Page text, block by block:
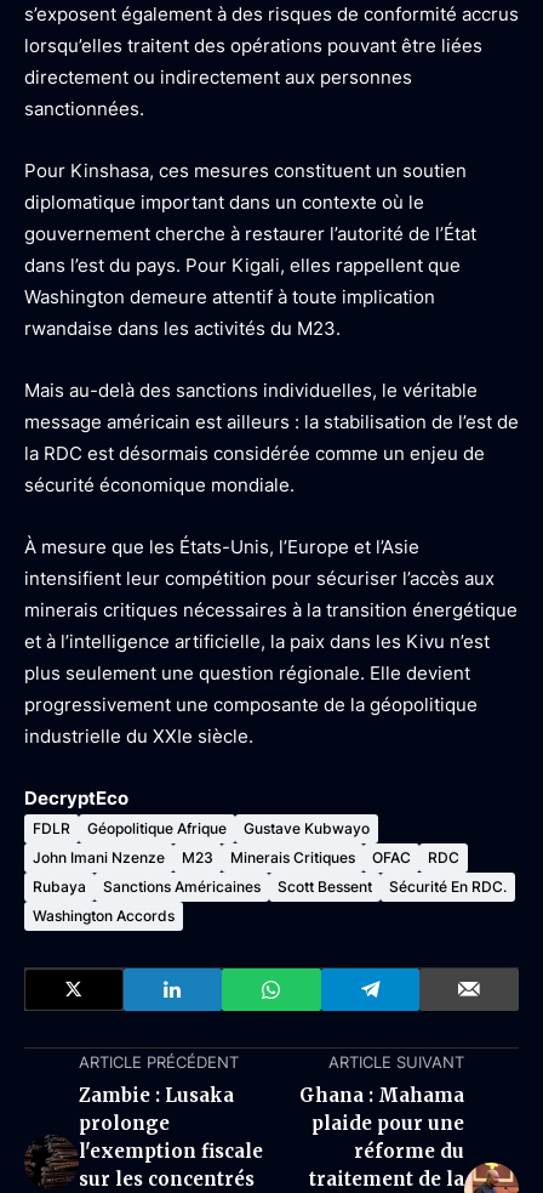
s’exposent également à des risques de conformité accrus
lorsqu’elles traitent des opérations pouvant être liées
directement ou indirectement aux personnes
sanctionnées.
Pour Kinshasa, ces mesures constituent un soutien
diplomatique important dans un contexte où le
gouvernement cherche à restaurer l’autorité de l’État
dans l’est du pays. Pour Kigali, elles rappellent que
Washington demeure attentif à toute implication
rwandaise dans les activités du M23.
Mais au-delà des sanctions individuelles, le véritable
message américain est ailleurs : la stabilisation de l’est de
la RDC est désormais considérée comme un enjeu de
sécurité économique mondiale.
À mesure que les États-Unis, l’Europe et l’Asie
intensifient leur compétition pour sécuriser l’accès aux
minerais critiques nécessaires à la transition énergétique
et à l’intelligence artificielle, la paix dans les Kivu n’est
plus seulement une question régionale. Elle devient
progressivement une composante de la géopolitique
industrielle du XXIe siècle.
DecryptEco
FDLR Géopolitique Afrique
Gustave Kubwayo
John Imani Nzenze
M23 Minerais Critiques OFAC
RDC
Rubaya
Sanctions Américaines Scott Bessent
Sécurité En RDC.
Washington Accords
ARTICLE PRÉCÉDENT
Zambie : Lusaka
prolonge
l'exemption fiscale
sur les concentrés
ARTICLE SUIVANT
Ghana : Mahama
plaide pour une
réforme du
traitement de la